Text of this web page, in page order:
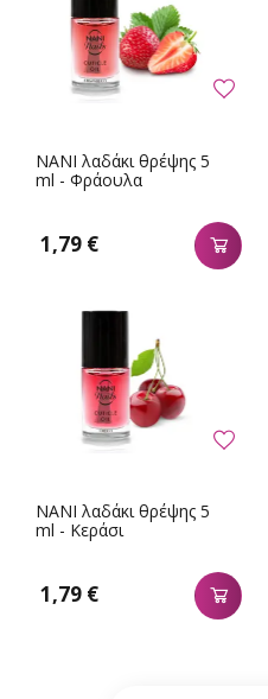
NANI λαδάκι θρέψης 5
ml - Φράουλα
1,79 €
NANI λαδάκι θρέψης 5
ml - Κεράσι
1,79 €